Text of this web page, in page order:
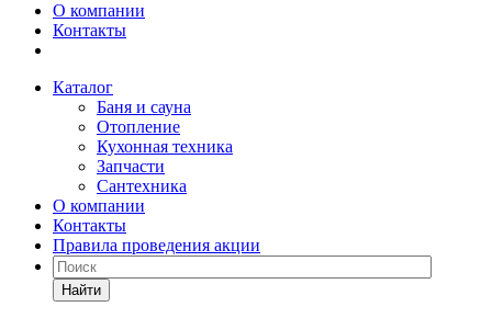
О компании
Контакты
Каталог
Баня и сауна
Отопление
Кухонная техника
Запчасти
Сантехника
О компании
Контакты
Правила проведения акции
Найти